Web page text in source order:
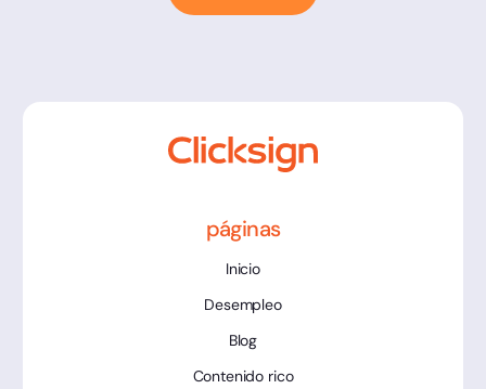
páginas
Inicio
Desempleo
Blog
Contenido rico